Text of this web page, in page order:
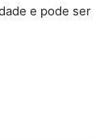
e pode ser